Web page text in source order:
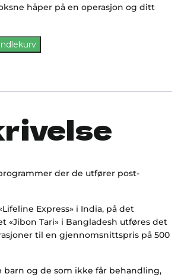
håper på en operasjon og ditt
der de utfører post-
Express» i India, på det
«Jibon Tari» i Bangladesh utføres det
til en gjennomsnittspris på 500
barn og de som ikke får behandling,